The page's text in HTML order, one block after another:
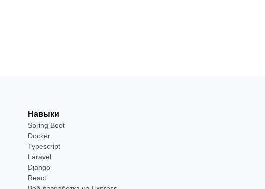
Навыки
Spring Boot
Docker
Typescript
Laravel
Django
React